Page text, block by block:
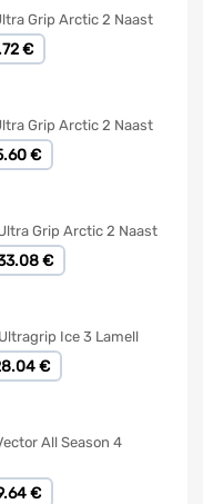
Grip Arctic 2 Naast
€
Grip Arctic 2 Naast
€
Grip Arctic 2 Naast
€
Ice 3 Lamell
€
All Season 4
€